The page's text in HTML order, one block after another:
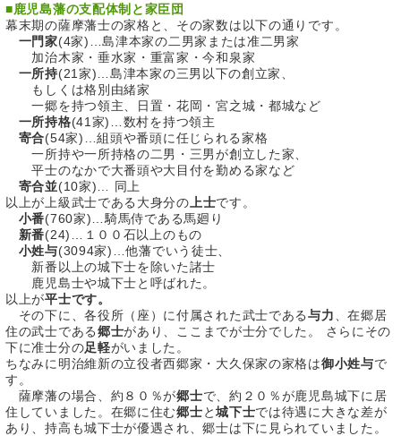
■鹿児島藩の支配体制と家臣団
幕末期の薩摩藩士の家格と、その家数は以下の通りです。
一門家(4家)…島津本家の二男家または准二男家
加治木家・垂水家・重富家・今和泉家
一所持(21家)…島津本家の三男以下の創立家、
もしくは格別由緒家
一郷を持つ領主、日置・花岡・宮之城・都城など
一所持格(41家)…数村を持つ領主
寄合(54家)…組頭や番頭に任じられる家格
一所持や一所持格の二男・三男が創立した家、
平士のなかで大番頭や大目付を勤める家など
寄合並(10家)… 同上
以上が上級武士である大身分の 上士です。
小番(760家)…騎馬侍である馬廻り
新番(24)…１００石以上のもの
小姓与(3094家)…他藩でいう徒士、
新番以上の城下士を除いた諸士
鹿児島士や城下士と呼ばれた。
以上が平士です。
その下に、各役所（座）に付属された武士である与力 、在郷居
住の武士である郷士があり、ここまでが士分でした。 さらにその
下に准士分の足軽がいました。
ちなみに明治維新の立役者西郷家・大久保家の家格は御小姓与で
す。
薩摩藩の場合、約８０％が郷士で、約２０％が鹿児島城下に居
住していました。在郷に住む郷士と城下士では待遇に大きな差が
あり、持高も城下士が優遇され、郷士は下に見られていました。